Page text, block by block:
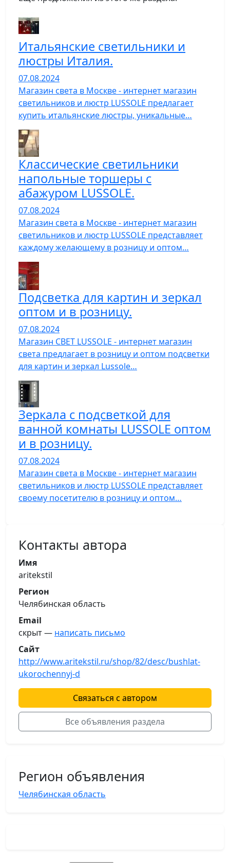
Итальянские светильники и
люстры Италия.
07.08.2024
Магазин света в Москве - интернет магазин
светильников и люстр LUSSOLE предлагает
купить итальянские люстры, уникальные…
Классические светильники
напольные торшеры с
абажуром LUSSOLE.
07.08.2024
Магазин света в Москве - интернет магазин
светильников и люстр LUSSOLE представляет
каждому желающему в розницу и оптом…
Подсветка для картин и зеркал
оптом и в розницу.
07.08.2024
Магазин СВЕТ LUSSOLE - интернет магазин
света предлагает в розницу и оптом подсветки
для картин и зеркал Lussole…
Зеркала с подсветкой для
ванной комнаты LUSSOLE оптом
и в розницу.
07.08.2024
Магазин света в Москве - интернет магазин
светильников и люстр LUSSOLE представляет
своему посетителю в розницу и оптом…
Контакты автора
Имя
aritekstil
Регион
Челябинская область
Email
скрыт — написать письмо
Сайт
http://www.aritekstil.ru/shop/82/desc/bushlat-
ukorochennyj-d
Связаться с автором
Все объявления раздела
Регион объявления
Челябинская область